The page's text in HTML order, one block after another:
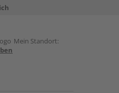
Mein Standort: